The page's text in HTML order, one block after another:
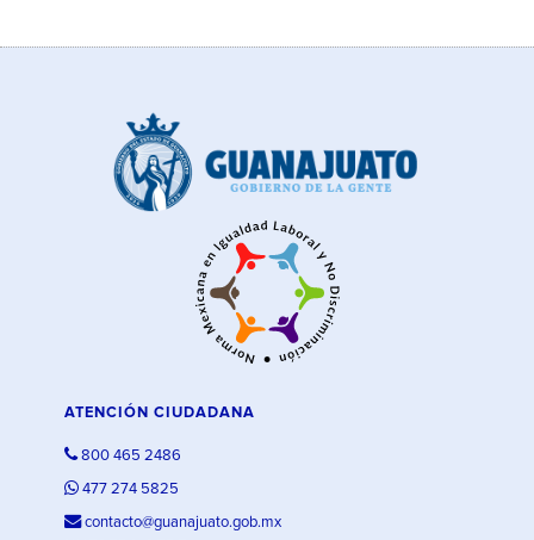
ATENCIÓN CIUDADANA
800 465 2486
477 274 5825
contacto@guanajuato.gob.mx